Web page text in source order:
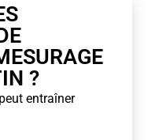
?
entraîner